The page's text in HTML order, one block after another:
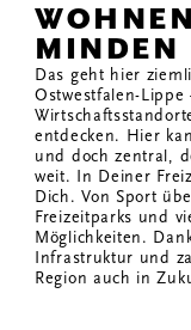
MINDEN
Das geht hier
Ostwestfalen-
entdecken. Hier
und doch zentral,
weit. In Deiner
Dich. Von Sport
Freizeitparks und
Möglichkeiten.
Infrastruktur und
Region auch in